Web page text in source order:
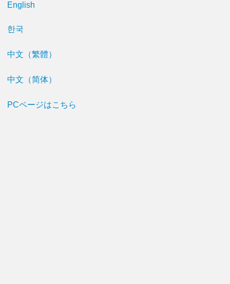
English
한국
中文（繁體）
中文（简体）
PCページはこちら